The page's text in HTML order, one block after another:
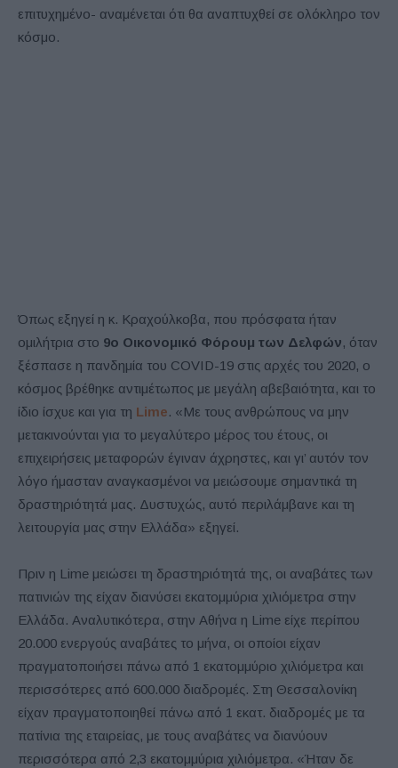
επιτυχημένο- αναμένεται ότι θα αναπτυχθεί σε ολόκληρο τον
κόσμο.
Όπως εξηγεί η κ. Κραχούλκοβα, που πρόσφατα ήταν
ομιλήτρια στο 9ο Οικονομικό Φόρουμ των Δελφών, όταν
ξέσπασε η πανδημία του COVID-19 στις αρχές του 2020, ο
κόσμος βρέθηκε αντιμέτωπος με μεγάλη αβεβαιότητα, και το
ίδιο ίσχυε και για τη Lime. «Με τους ανθρώπους να μην
μετακινούνται για το μεγαλύτερο μέρος του έτους, οι
επιχειρήσεις μεταφορών έγιναν άχρηστες, και γι’ αυτόν τον
λόγο ήμασταν αναγκασμένοι να μειώσουμε σημαντικά τη
δραστηριότητά μας. Δυστυχώς, αυτό περιλάμβανε και τη
λειτουργία μας στην Ελλάδα» εξηγεί.
Πριν η Lime μειώσει τη δραστηριότητά της, οι αναβάτες των
πατινιών της είχαν διανύσει εκατομμύρια χιλιόμετρα στην
Ελλάδα. Αναλυτικότερα, στην Αθήνα η Lime είχε περίπου
20.000 ενεργούς αναβάτες το μήνα, οι οποίοι είχαν
πραγματοποιήσει πάνω από 1 εκατομμύριο χιλιόμετρα και
περισσότερες από 600.000 διαδρομές. Στη Θεσσαλονίκη
είχαν πραγματοποιηθεί πάνω από 1 εκατ. διαδρομές με τα
πατίνια της εταιρείας, με τους αναβάτες να διανύουν
περισσότερα από 2,3 εκατομμύρια χιλιόμετρα. «Ήταν δε